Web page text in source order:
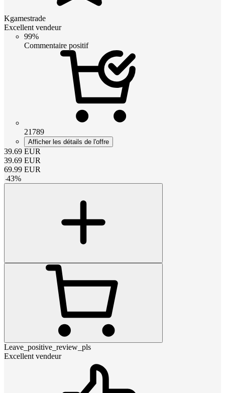
Kgamestrade
Excellent vendeur
99%
Commentaire positif
21789
Afficher les détails de l'offre
39.69 EUR
39.69 EUR
69.99 EUR
-43%
Leave_positive_review_pls
Excellent vendeur